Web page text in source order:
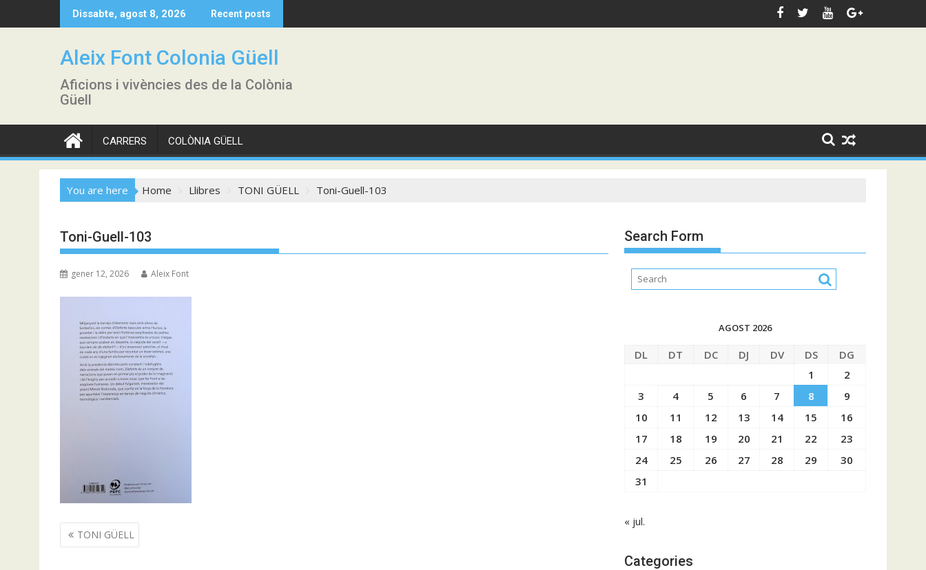
to
Dissabte, agost 8, 2026 Recent posts
Aleix Font Colonia Güell
Aficions i vivències des de la Colònia
Güell
CARRERS COLÒNIA GÜELL
You are here Home Llibres TONI GÜELL Toni-Guell-103
Toni-Guell-103
gener 12, 2026 Aleix Font
Navegació
d'entrades
TONI GÜELL
Search Form
AGOST 2026
DL DT DC DJ DV DS
DG
1
2
3
4 5 6 7 8
9
10
11 12 13 14 15
16
17
18 19 20 21 22
23
24
25 26 27 28 29
30
31
« jul.
Categories